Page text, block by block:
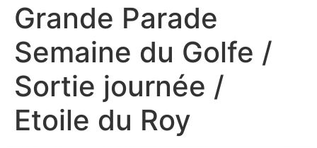
Grande Parade
Semaine du Golfe /
Sortie journée /
Etoile du Roy